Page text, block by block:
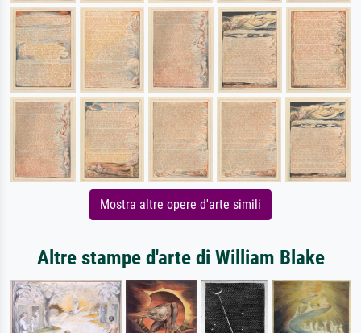
Mostra altre opere d'arte simili
Altre stampe d'arte di William Blake